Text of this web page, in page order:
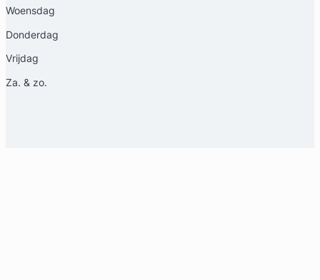
Woensdag
Donderdag
Vrijdag
Za. & zo.